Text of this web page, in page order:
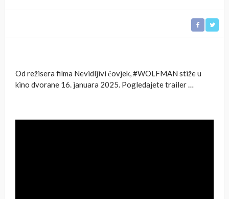
Od režisera filma Nevidljivi čovjek, #WOLFMAN stiže u
kino dvorane 16. januara 2025. Pogledajete trailer …